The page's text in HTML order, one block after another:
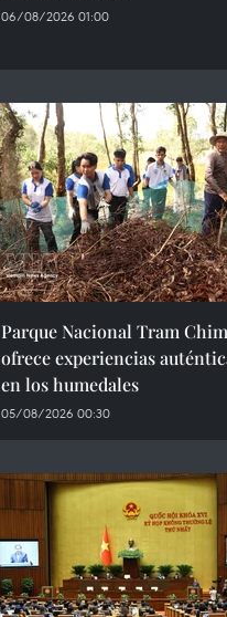
06/08/2026 01:00
Parque Nacional Tram Chim
ofrece experiencias
en los humedales
05/08/2026 00:30